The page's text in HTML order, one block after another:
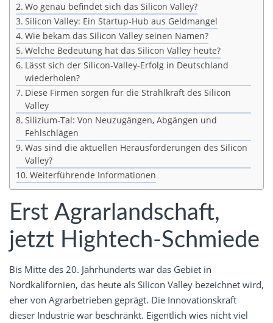
Wo genau befindet sich das Silicon Valley?
Silicon Valley: Ein Startup-Hub aus Geldmangel
Wie bekam das Silicon Valley seinen Namen?
Welche Bedeutung hat das Silicon Valley heute?
Lässt sich der Silicon-Valley-Erfolg in Deutschland
wiederholen?
Diese Firmen sorgen für die Strahlkraft des Silicon
Valley
Silizium-Tal: Von Neuzugängen, Abgängen und
Fehlschlägen
Was sind die aktuellen Herausforderungen des Silicon
Valley?
Weiterführende Informationen
Erst Agrarlandschaft,
jetzt Hightech-Schmiede
Bis Mitte des 20. Jahrhunderts war das Gebiet in
Nordkalifornien, das heute als Silicon Valley bezeichnet wird,
eher von Agrarbetrieben geprägt. Die Innovationskraft
dieser Industrie war beschränkt. Eigentlich wies nicht viel